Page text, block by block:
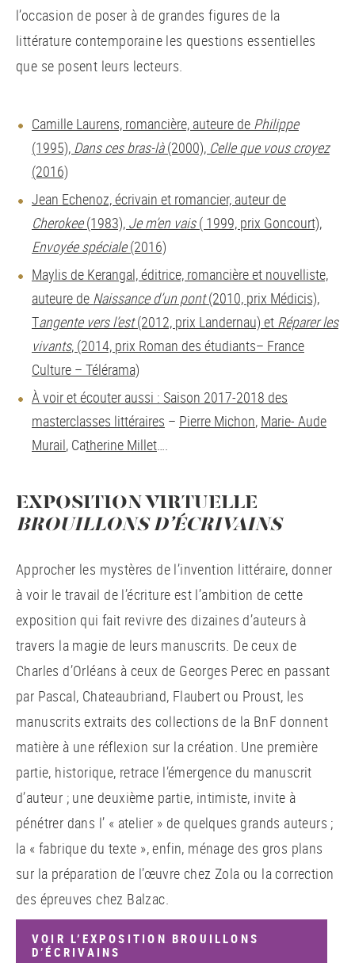
l’occasion de poser à de grandes figures de la
littérature contemporaine les questions essentielles
que se posent leurs lecteurs.
Camille Laurens, romancière, auteure de Philippe
(1995), Dans ces bras-là(2000), Celle que vous croyez
(2016)
Jean Echenoz, écrivain et romancier, auteur de
Cherokee(1983), Je m’en vais( 1999, prix Goncourt),
Envoyée spéciale(2016)
Maylis de Kerangal, éditrice, romancière et nouvelliste,
auteure de Naissance d’un pont(2010, prix Médicis),
Tangente vers l’est(2012, prix Landernau) et Réparer les
vivants, (2014, prix Roman des étudiants– France
Culture – Télérama)
À voir et écouter aussi : Saison 2017-2018 des
masterclasses littéraires – Pierre Michon, Marie- Aude
Murail, Catherine Millet….
EXPOSITION VIRTUELLE
BROUILLONS D’ÉCRIVAINS
Approcher les mystères de l’invention littéraire, donner
à voir le travail de l’écriture est l’ambition de cette
exposition qui fait revivre des dizaines d’auteurs à
travers la magie de leurs manuscrits. De ceux de
Charles d’Orléans à ceux de Georges Perec en passant
par Pascal, Chateaubriand, Flaubert ou Proust, les
manuscrits extraits des collections de la BnF donnent
matière à une réflexion sur la création. Une première
partie, historique, retrace l’émergence du manuscrit
d’auteur ; une deuxième partie, intimiste, invite à
pénétrer dans l’ « atelier » de quelques grands auteurs ;
la « fabrique du texte », enfin, ménage des gros plans
sur la préparation de l’œuvre chez Zola ou la correction
des épreuves chez Balzac.
VOIR L’EXPOSITION BROUILLONS
D’ÉCRIVAINS